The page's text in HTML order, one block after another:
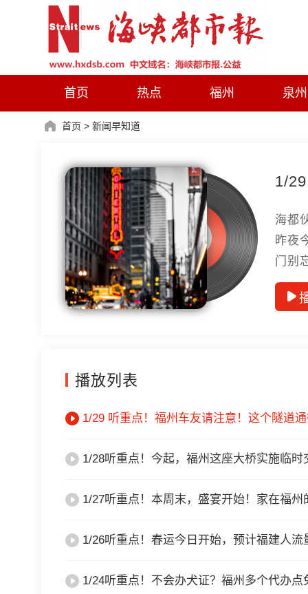
首页 热点 福州 泉州
首页 > 新闻早知道
1/
海都
昨夜
门别
播放列表
1/29 听重点！福州车友请注意！这个隧道
1/28听重点！今起，福州这座大桥实施临时
1/27听重点！本周末，盛宴开始！家在福州
1/26听重点！春运今日开始，预计福建人流
1/24听重点！不会办犬证？福州多个代办点